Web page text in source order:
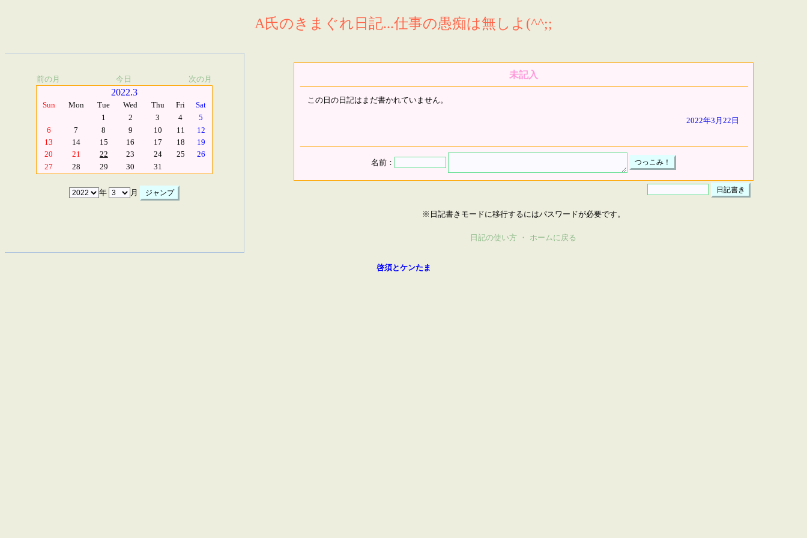
A氏のきまぐれ日記...仕事の愚痴は無しよ(^^;;
前の月 今日 次の月
2022.3
Sun Mon Tue Wed Thu Fri
Sat
1
2 3 4
5
6
7 8 9 10 11
12
13
14 15 16 17 18
19
20
21 22 23 24 25
26
27
28 29 30 31
年 月
未記入
この日の日記はまだ書かれていません。
2022年3月22日
名前：
※日記書きモードに移行するにはパスワードが必要です。
日記の使い方 ・ ホームに戻る
啓須とケンたま